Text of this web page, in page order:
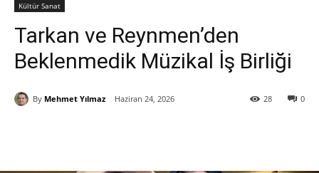
Kültür Sanat
Tarkan ve Reynmen’den
Beklenmedik Müzikal İş Birliği
By Mehmet Yılmaz Haziran 24, 2026 0
28